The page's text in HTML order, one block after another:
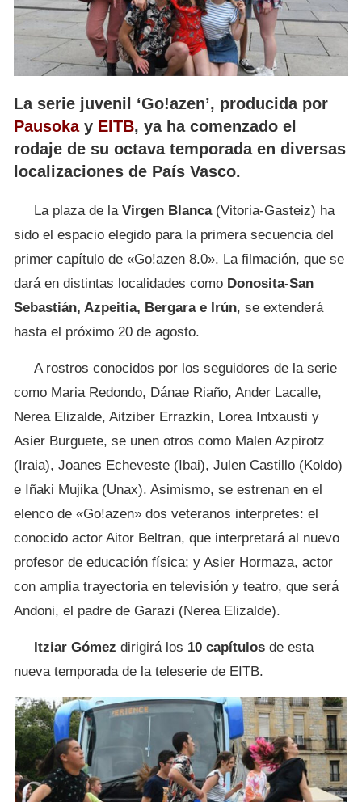
La serie juvenil ‘Go!azen’, producida por
Pausokay EITB, ya ha comenzado el
rodaje de su octava temporada en diversas
localizaciones de País Vasco.
La plaza de la Virgen Blanca(Vitoria-Gasteiz) ha
sido el espacio elegido para la primera secuencia del
primer capítulo de «Go!azen 8.0». La filmación, que se
dará en distintas localidades como Donosita-San
Sebastián, Azpeitia, Bergara e Irún, se extenderá
hasta el próximo 20 de agosto.
A rostros conocidos por los seguidores de la serie
como Maria Redondo, Dánae Riaño, Ander Lacalle,
Nerea Elizalde, Aitziber Errazkin, Lorea Intxausti y
Asier Burguete, se unen otros como Malen Azpirotz
(Iraia), Joanes Echeveste (Ibai), Julen Castillo (Koldo)
e Iñaki Mujika (Unax). Asimismo, se estrenan en el
elenco de «Go!azen» dos veteranos interpretes: el
conocido actor Aitor Beltran, que interpretará al nuevo
profesor de educación física; y Asier Hormaza, actor
con amplia trayectoria en televisión y teatro, que será
Andoni, el padre de Garazi (Nerea Elizalde).
Itziar Gómez dirigirá los 10 capítulos de esta
nueva temporada de la teleserie de EITB.